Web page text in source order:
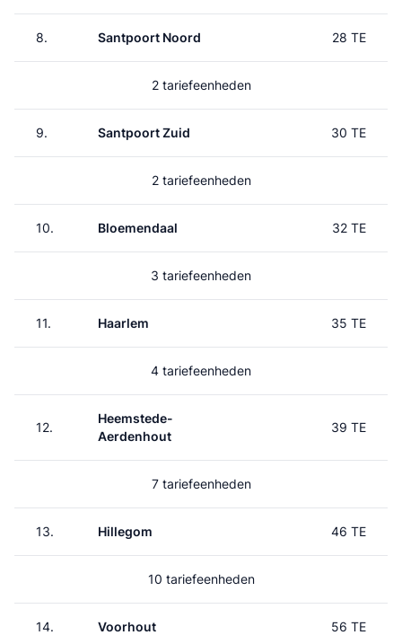
8. Santpoort Noord 28 TE
2 tariefeenheden
9. Santpoort Zuid 30 TE
2 tariefeenheden
10. Bloemendaal 32 TE
3 tariefeenheden
11. Haarlem 35 TE
4 tariefeenheden
12.
Heemstede-
Aerdenhout
39 TE
7 tariefeenheden
13. Hillegom 46 TE
10 tariefeenheden
14. Voorhout 56 TE